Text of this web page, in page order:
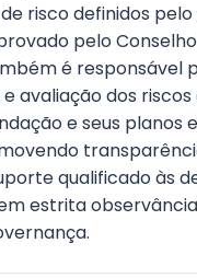
risco definidos
pelo
é responsável
avaliação dos
e seus planos
qualificado às
estrita